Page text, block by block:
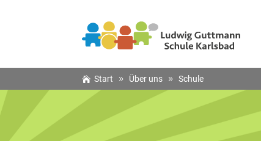
Start Über uns Schule